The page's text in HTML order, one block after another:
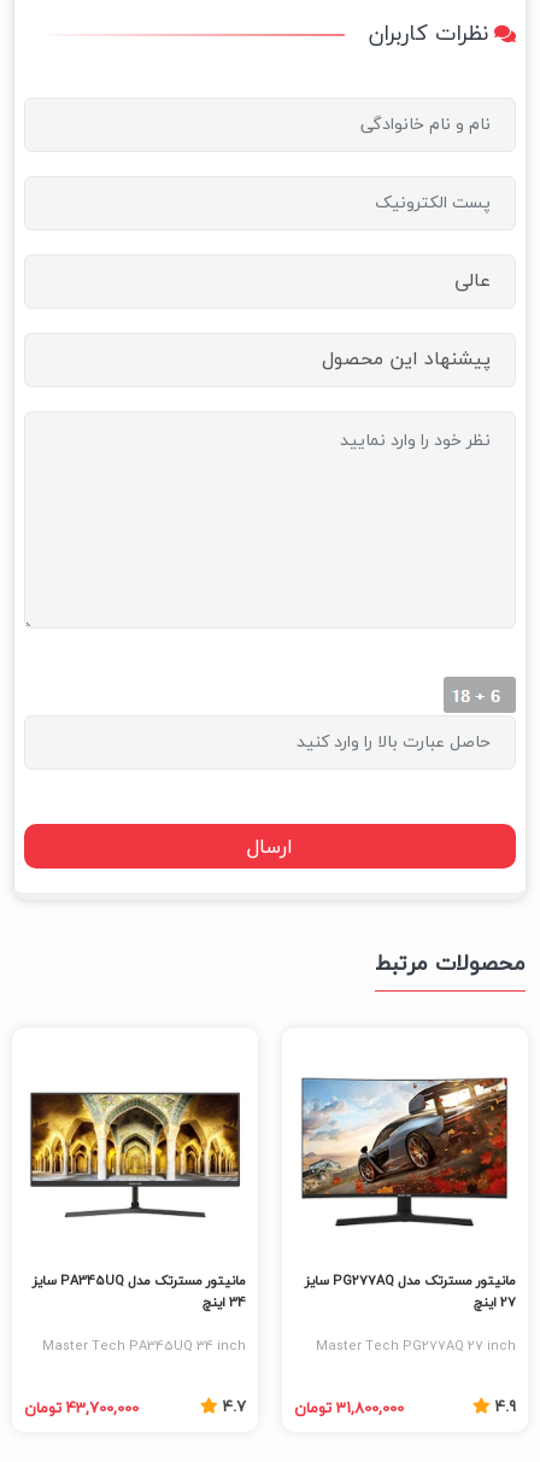
نظرات کاربران
محصولات مرتبط
مانیتور مسترتک مدل PG277AQ سایز
27 اینچ
Master Tech PG277AQ 27 inch
4.9 31,800,000 تومان
مانیتور مسترتک مدل PA345UQ سایز
34 اینچ
Master Tech PA345UQ 34 inch
4.7 43,700,000 تومان